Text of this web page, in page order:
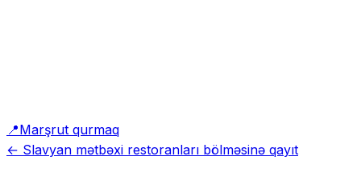
📍Marşrut qurmaq
← Slavyan mətbəxi restoranları bölməsinə qayıt